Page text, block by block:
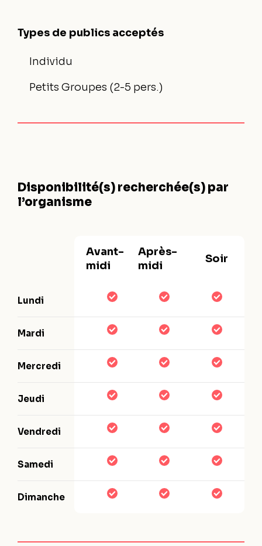
Types de publics acceptés
Individu
Petits Groupes (2-5 pers.)
Disponibilité(s) recherchée(s) par
l’organisme
Avant-
midi
Après-
midi
Soir
Lundi
Mardi
Mercredi
Jeudi
Vendredi
Samedi
Dimanche